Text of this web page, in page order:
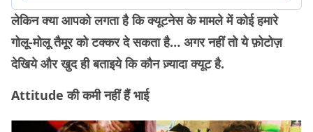
लेकिन क्या आपको लगता है कि क्यूटनेस के मामले में कोई हमारे
गोलू-मोलू तैमूर को टक्कर दे सकता है… अगर नहीं तो ये फ़ोटोज़
देखिये और खुद ही बताइये कि कौन ज़्यादा क्यूट है.
Attitude की कमी नहीं हैं भाई